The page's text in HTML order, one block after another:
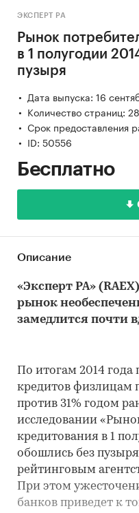
ЭКСПЕРТ РА
Рынок
в 1 полугодии
пузыря
Дата выпуска: 16
Количество страниц: 28
Срок предоставления
ID: 50556
Бесплатно
Описание
«Эксперт РА» (RAEX
рынок
замедлится почти
По итогам 2014
кредитов физлицам
против 31% годом
исследовании
кредитования в 1
обошлись без
рейтинговым
При этом
банков приведет к